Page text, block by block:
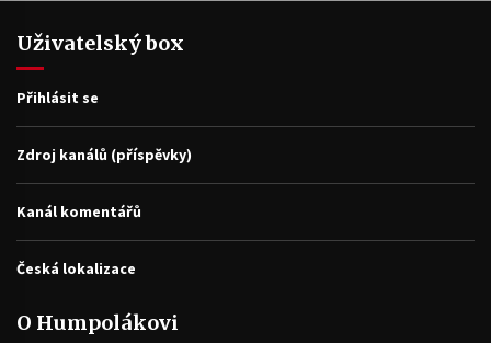
Uživatelský box
Přihlásit se
Zdroj kanálů (příspěvky)
Kanál komentářů
Česká lokalizace
O Humpolákovi